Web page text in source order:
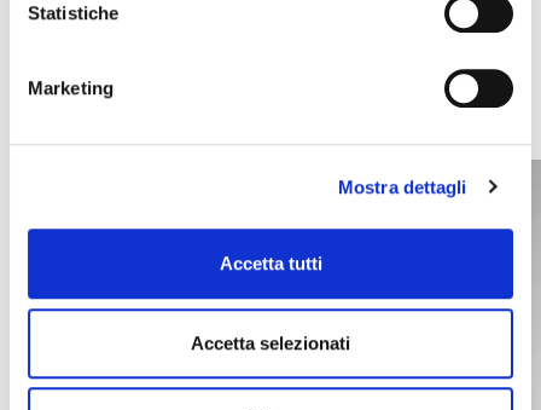
Statistiche
Marketing
Mostra dettagli
Accetta tutti
Accetta selezionati
érdekelhetik Önt